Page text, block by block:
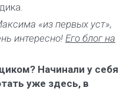
«из первых уст»,
интересно! Его блог на
Начинали у себя
уже здесь, в